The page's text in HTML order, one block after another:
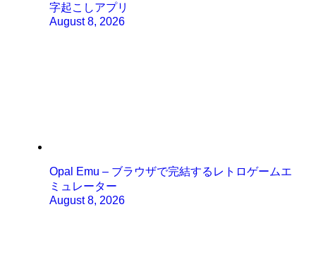
字起こしアプリ
August 8, 2026
Opal Emu – ブラウザで完結するレトロゲームエ
ミュレーター
August 8, 2026